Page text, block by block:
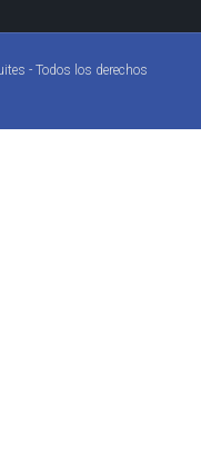
- Todos los derechos